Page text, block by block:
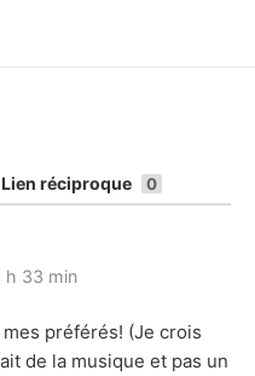
Lien réciproque 0
h 33 min
préférés! (Je crois
de la musique et pas un